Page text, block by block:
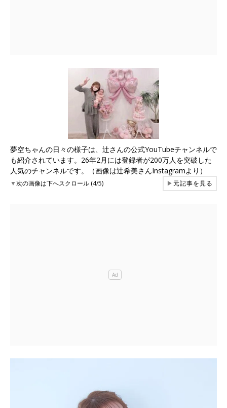
夢空ちゃんの日々の様子は、辻さんの公式YouTubeチャンネルで
も紹介されています。26年2月には登録者が200万人を突破した
人気のチャンネルです。（画像は辻希美さんInstagramより）
▼次の画像は下へスクロール (4/5) ▶元記事を見る